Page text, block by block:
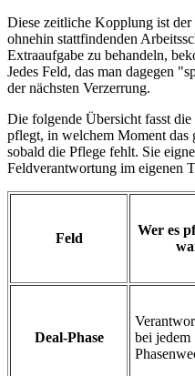
Diese zeitliche Kopplung ist
ohnehin stattfindenden
Extraaufgabe zu behandeln,
Jedes Feld, das man dagegen
der nächsten Verzerrung.
Die folgende Übersicht fasst
pflegt, in welchem Moment das
sobald die Pflege fehlt. Sie
Feldverantwortung im eigenen
Feld
Wer es
Deal-Phase
bei jedem